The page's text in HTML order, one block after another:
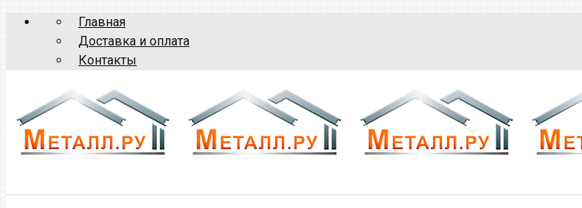
Главная
Доставка и оплата
Контакты